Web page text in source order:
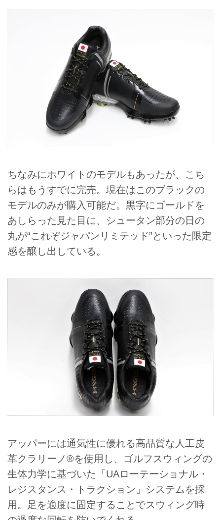
ちなみにホワイトのモデルもあったが、こち
らはもうすでに完売。現在はこのブラックの
モデルのみが購入可能だ。黒字にゴールドを
あしらった見た目に、シュータン部分の日の
丸が“これぞジャパンリミテッド”といった限定
感を醸し出している。
アッパーには通気性に優れる高品質な人工皮
革クラリーノ®を使用し、ゴルフスウィングの
生体力学に基づいた「UAローテーショナル・
レジスタンス・トラクション」システムを採
用。足を適度に固定することでスウィング時